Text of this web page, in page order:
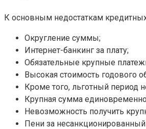
К основным недостаткам
Округление суммы;
Интернет-банкинг за плату;
Обязательные крупные
Высокая стоимость годового
Кроме того, льготный период
Крупная сумма
Невозможность получить
Пени за